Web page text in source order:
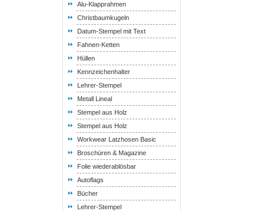
Alu-Klapprahmen
Christbaumkugeln
Datum-Stempel mit Text
Fahnen-Ketten
Hüllen
Kennzeichenhalter
Lehrer-Stempel
Metall Lineal
Stempel aus Holz
Stempel aus Holz
Workwear Latzhosen Basic
Broschüren & Magazine
Folie wiederablösbar
Autoflags
Bücher
Lehrer-Stempel